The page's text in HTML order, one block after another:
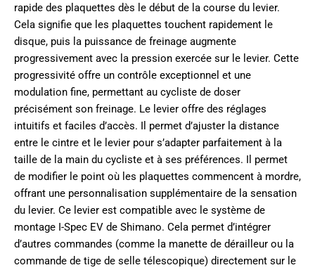
rapide des plaquettes dès le début de la course du levier.
Cela signifie que les plaquettes touchent rapidement le
disque, puis la puissance de freinage augmente
progressivement avec la pression exercée sur le levier. Cette
progressivité offre un contrôle exceptionnel et une
modulation fine, permettant au cycliste de doser
précisément son freinage. Le levier offre des réglages
intuitifs et faciles d’accès. Il permet d’ajuster la distance
entre le cintre et le levier pour s’adapter parfaitement à la
taille de la main du cycliste et à ses préférences. Il permet
de modifier le point où les plaquettes commencent à mordre,
offrant une personnalisation supplémentaire de la sensation
du levier. Ce levier est compatible avec le système de
montage I-Spec EV de Shimano. Cela permet d’intégrer
d’autres commandes (comme la manette de dérailleur ou la
commande de tige de selle télescopique) directement sur le